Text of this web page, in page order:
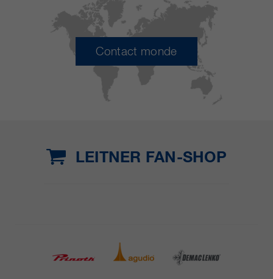
Contact monde
LEITNER FAN-SHOP